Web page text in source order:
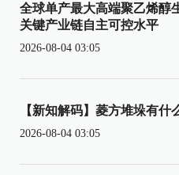
全球单产最大高端聚乙烯醇
关键产业链自主可控水平
2026-08-04 03:05
【新知解码】菱方堆垛有什
2026-08-04 03:05